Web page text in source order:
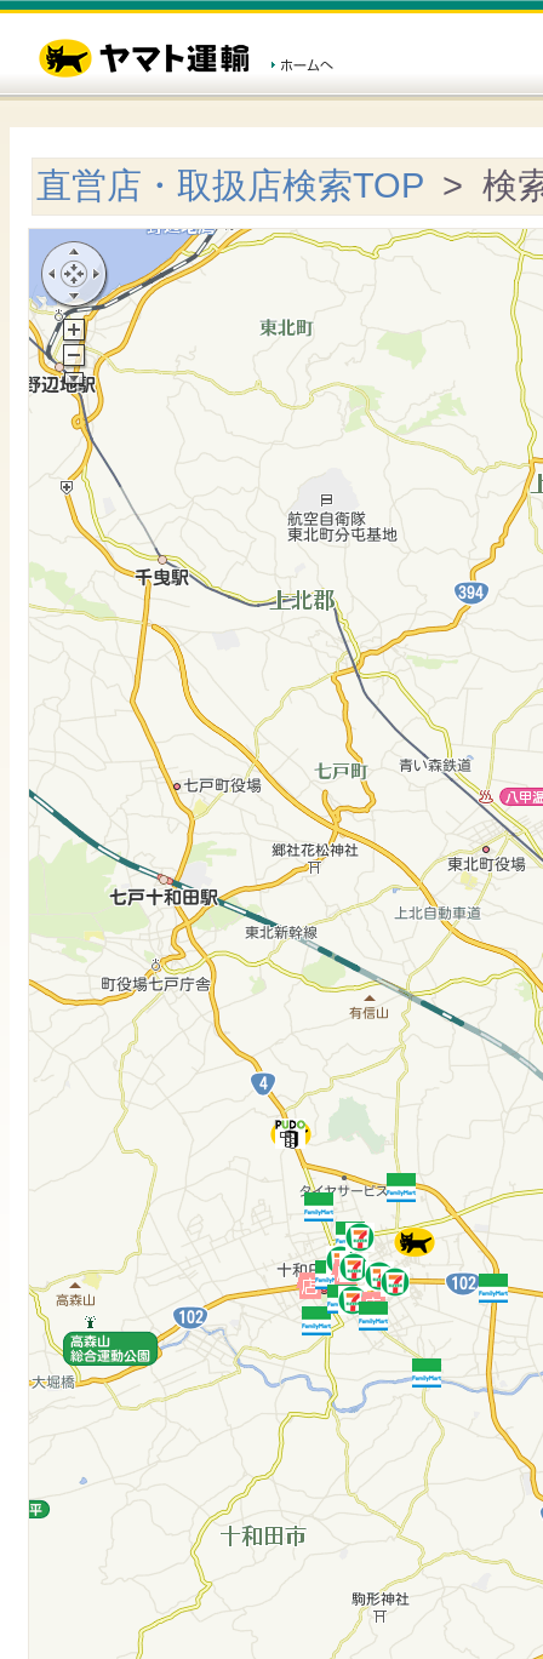
直営店・取扱店検索TOP > 検